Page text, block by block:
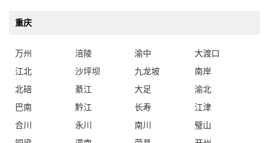
重庆
万州 涪陵 渝中
大渡口
江北
沙坪坝 九龙坡
南岸
北碚
綦江 大足
渝北
巴南
黔江 长寿
江津
合川
永川 南川
璧山